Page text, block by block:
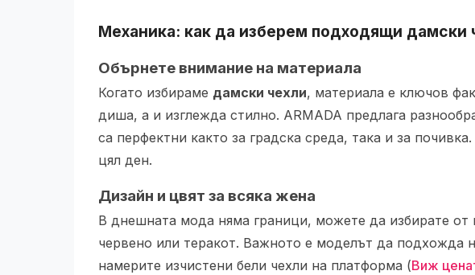
Механика: как да изберем подходящи дамски
Обърнете внимание на материала
Когато избираме дамски чехли, материала е ключов
диша, а и изглежда стилно. ARMADA предлага
са перфектни както за градска среда, така и за
цял ден.
Дизайн и цвят за всяка жена
В днешната мода няма граници, можете да избирате от
червено или теракот. Важното е моделът да подхожда
намерите изчистени бели чехли на платформа (Виж